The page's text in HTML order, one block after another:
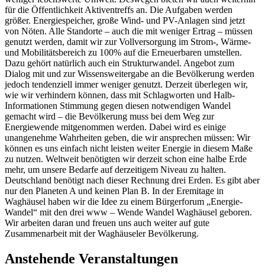
für die Öffentlichkeit Aktiventreffs an. Die Aufgaben werden
größer. Energiespeicher, große Wind- und PV-Anlagen sind jetzt
von Nöten. Alle Standorte – auch die mit weniger Ertrag – müssen
genutzt werden, damit wir zur Vollversorgung im Strom-, Wärme-
und Mobilitätsbereich zu 100% auf die Erneuerbaren umstellen.
Dazu gehört natürlich auch ein Strukturwandel. Angebot zum
Dialog mit und zur Wissensweitergabe an die Bevölkerung werden
jedoch tendenziell immer weniger genutzt. Derzeit überlegen wir,
wie wir verhindern können, dass mit Schlagworten und Halb-
Informationen Stimmung gegen diesen notwendigen Wandel
gemacht wird – die Bevölkerung muss bei dem Weg zur
Energiewende mitgenommen werden. Dabei wird es einige
unangenehme Wahrheiten geben, die wir ansprechen müssen: Wir
können es uns einfach nicht leisten weiter Energie in diesem Maße
zu nutzen. Weltweit benötigten wir derzeit schon eine halbe Erde
mehr, um unsere Bedarfe auf derzeitigem Niveau zu halten.
Deutschland benötigt nach dieser Rechnung drei Erden. Es gibt aber
nur den Planeten A und keinen Plan B. In der Eremitage in
Waghäusel haben wir die Idee zu einem Bürgerforum „Energie-
Wandel“ mit den drei www – Wende Wandel Waghäusel geboren.
Wir arbeiten daran und freuen uns auch weiter auf gute
Zusammenarbeit mit der Waghäuseler Bevölkerung.
Anstehende Veranstaltungen